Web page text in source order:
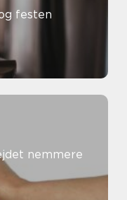
festen
nemmere